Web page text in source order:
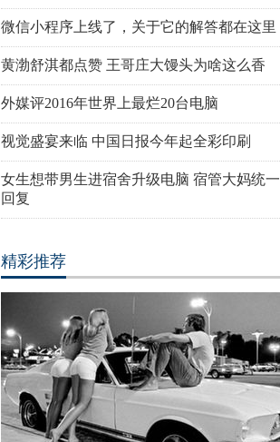
微信小程序上线了，关于它的解答都在这里
黄渤舒淇都点赞 王哥庄大馒头为啥这么香
外媒评2016年世界上最烂20台电脑
视觉盛宴来临 中国日报今年起全彩印刷
女生想带男生进宿舍升级电脑 宿管大妈统一
回复
精彩推荐